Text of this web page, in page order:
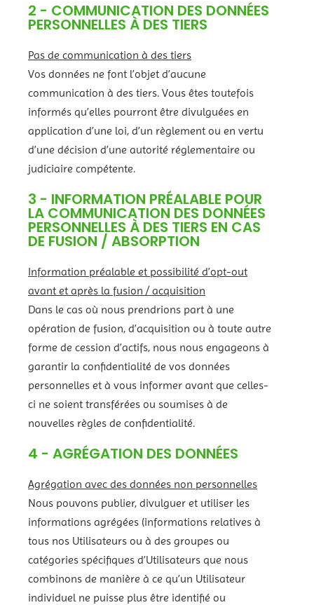
2 - COMMUNICATION DES DONNÉES
PERSONNELLES À DES TIERS
Pas de communication à des tiers
Vos données ne font l’objet d’aucune
communication à des tiers. Vous êtes toutefois
informés qu’elles pourront être divulguées en
application d’une loi, d’un règlement ou en vertu
d’une décision d’une autorité réglementaire ou
judiciaire compétente.
3 - INFORMATION PRÉALABLE POUR
LA COMMUNICATION DES DONNÉES
PERSONNELLES À DES TIERS EN CAS
DE FUSION / ABSORPTION
Information préalable et possibilité d’opt-out
avant et après la fusion / acquisition
Dans le cas où nous prendrions part à une
opération de fusion, d’acquisition ou à toute autre
forme de cession d’actifs, nous nous engageons à
garantir la confidentialité de vos données
personnelles et à vous informer avant que celles-
ci ne soient transférées ou soumises à de
nouvelles règles de confidentialité.
4 - AGRÉGATION DES DONNÉES
Agrégation avec des données non personnelles
Nous pouvons publier, divulguer et utiliser les
informations agrégées (informations relatives à
tous nos Utilisateurs ou à des groupes ou
catégories spécifiques d’Utilisateurs que nous
combinons de manière à ce qu’un Utilisateur
individuel ne puisse plus être identifié ou